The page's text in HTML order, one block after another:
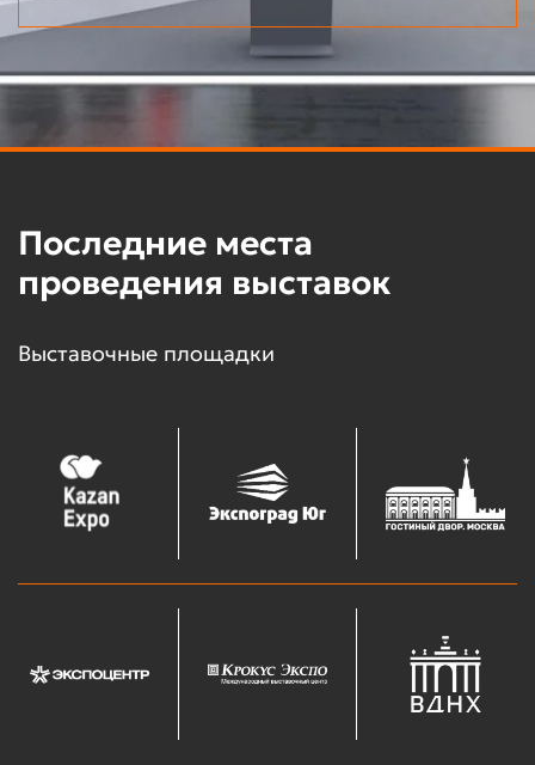
Последние места
проведения выставок
Выставочные площадки